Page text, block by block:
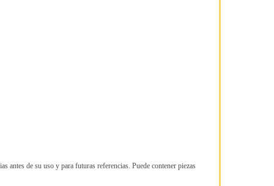
antes de su uso y para futuras referencias. Puede contener piezas